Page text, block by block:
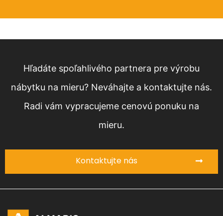
Hľadáte spoľahlivého partnera pre výrobu
nábytku na mieru? Neváhajte a kontaktujte nás.
Radi vám vypracujeme cenovú ponuku na
mieru.
Kontaktujte nás